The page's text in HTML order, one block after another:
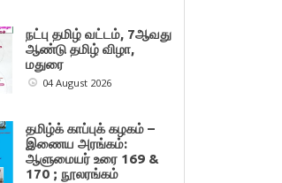
நட்பு தமிழ் வட்டம், 7ஆவது
ஆண்டு தமிழ் விழா,
மதுரை
04 August 2026
தமிழ்க் காப்புக் கழகம் –
இணைய அரங்கம்:
ஆளுமையர் உரை 169 &
170 ; நூலரங்கம்